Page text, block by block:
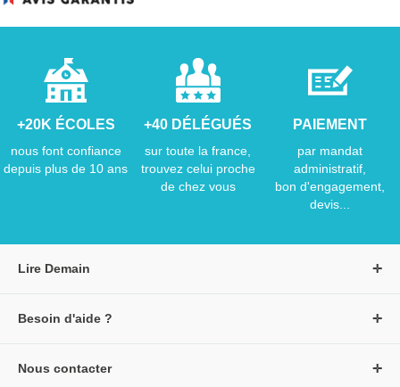
+20K ÉCOLES
nous font confiance
depuis plus de 10 ans
+40 DÉLÉGUÉS
sur toute la france,
trouvez celui proche
de chez vous
PAIEMENT
par mandat
administratif,
bon d'engagement,
devis...
Lire Demain
Besoin d'aide ?
Nous contacter